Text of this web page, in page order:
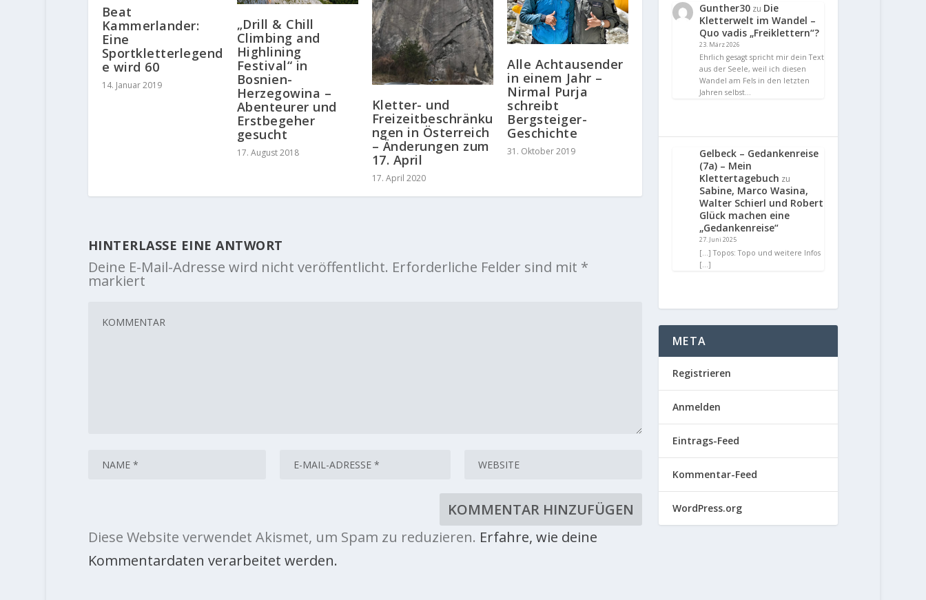
Beat
Kammerlander:
Eine
Sportkletterlegend
e wird 60
14. Januar 2019
„Drill & Chill
Climbing and
Highlining
Festival“ in
Bosnien-
Herzegowina –
Abenteurer und
Erstbegeher
gesucht
17. August 2018
Kletter- und
Freizeitbeschränku
ngen in Österreich
– Änderungen zum
17. April
17. April 2020
Alle Achtausender
in einem Jahr –
Nirmal Purja
schreibt
Bergsteiger-
Geschichte
31. Oktober 2019
HINTERLASSE EINE ANTWORT
Deine E-Mail-Adresse wird nicht veröffentlicht. Erforderliche Felder sind mit *
markiert
Diese Website verwendet Akismet, um Spam zu reduzieren. Erfahre, wie deine
Kommentardaten verarbeitet werden.
Gunther30 zu Die
Kletterwelt im Wandel –
Quo vadis „Freiklettern“?
23. März 2026
Ehrlich gesagt spricht mir dein Text
aus der Seele, weil ich diesen
Wandel am Fels in den letzten
Jahren selbst…
Gelbeck – Gedankenreise
(7a) – Mein
Klettertagebuch zu
Sabine, Marco Wasina,
Walter Schierl und Robert
Glück machen eine
„Gedankenreise“
27. Juni 2025
[…] Topos: Topo und weitere Infos
[…]
META
Registrieren
Anmelden
Eintrags-Feed
Kommentar-Feed
WordPress.org